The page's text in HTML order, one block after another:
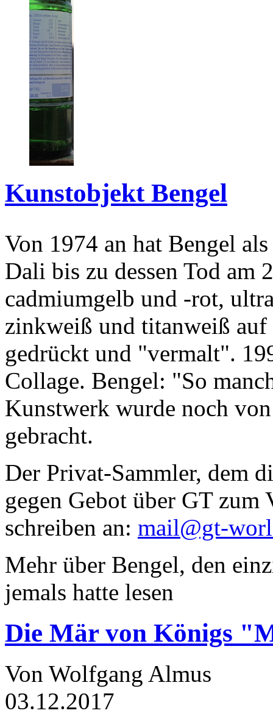
Kunstobjekt Bengel
Von 1974 an hat Bengel
Dali bis zu dessen Tod am
cadmiumgelb und -rot,
zinkweiß und titanweiß
gedrückt und "vermalt".
Collage. Bengel: "So
Kunstwerk wurde noch
gebracht.
Der Privat-Sammler, dem
gegen Gebot über GT zum
schreiben an: mail@gt-
Mehr über Bengel, den
jemals hatte lesen
Die Mär von Königs
Von Wolfgang Almus
03.12.2017